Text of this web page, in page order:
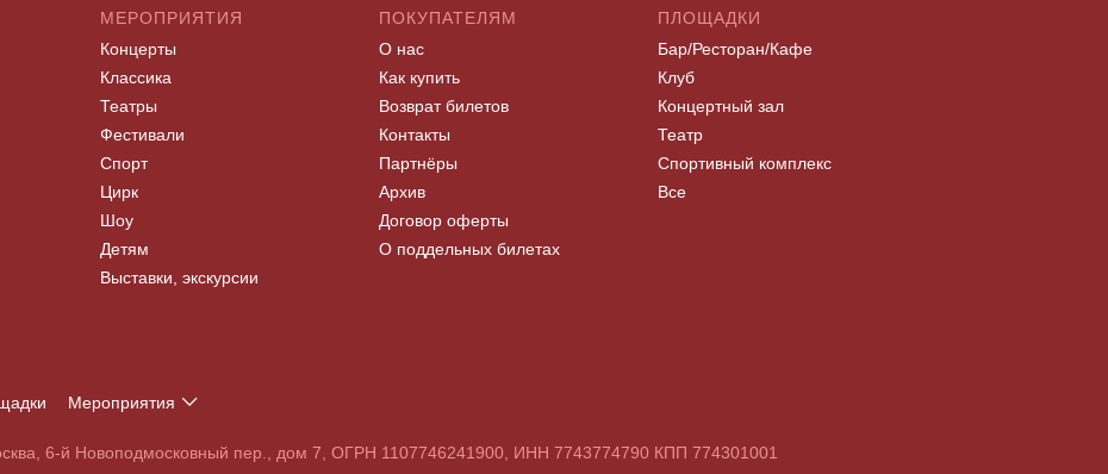
МЕРОПРИЯТИЯ
Концерты
Классика
Театры
Фестивали
Спорт
Цирк
Шоу
Детям
Выставки, экскурсии
ПОКУПАТЕЛЯМ
О нас
Как купить
Возврат билетов
Контакты
Партнёры
Архив
Договор оферты
О поддельных билетах
ПЛОЩАДКИ
Бар/Ресторан/Кафе
Клуб
Концертный зал
Театр
Спортивный комплекс
Все
Мероприятия
Q R S T U V W X Y Z
6-й Новоподмосковный пер., дом 7, ОГРН 1107746241900, ИНН 7743774790 КПП 774301001